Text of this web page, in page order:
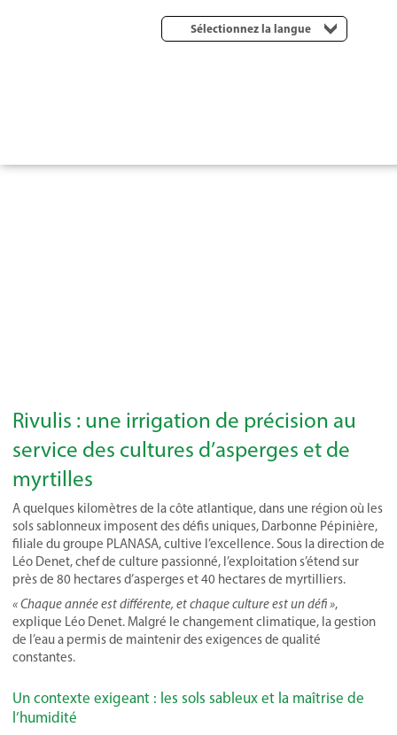
Sélectionnez la langue
Rivulis : une irrigation de précision au
service des cultures d’asperges et de
myrtilles
A quelques kilomètres de la côte atlantique, dans une région où les
sols sablonneux imposent des défis uniques, Darbonne Pépinière,
filiale du groupe PLANASA, cultive l’excellence. Sous la direction de
Léo Denet, chef de culture passionné, l’exploitation s’étend sur
près de 80 hectares d’asperges et 40 hectares de myrtilliers.
« Chaque année est différente, et chaque culture est un défi »,
explique Léo Denet. Malgré le changement climatique, la gestion
de l’eau a permis de maintenir des exigences de qualité
constantes.
Un contexte exigeant : les sols sableux et la maîtrise de
l’humidité